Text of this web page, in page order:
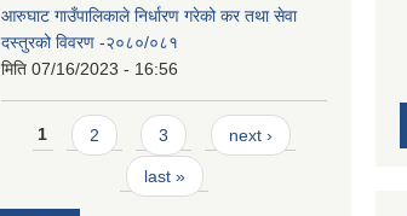
आरुघाट गाउँपालिकाले निर्धारण गरेको कर तथा सेवा
दस्तुरको विवरण -२०८०/०८१
मिति 07/16/2023 - 16:56
Pages
1 2 3 next ›
last »